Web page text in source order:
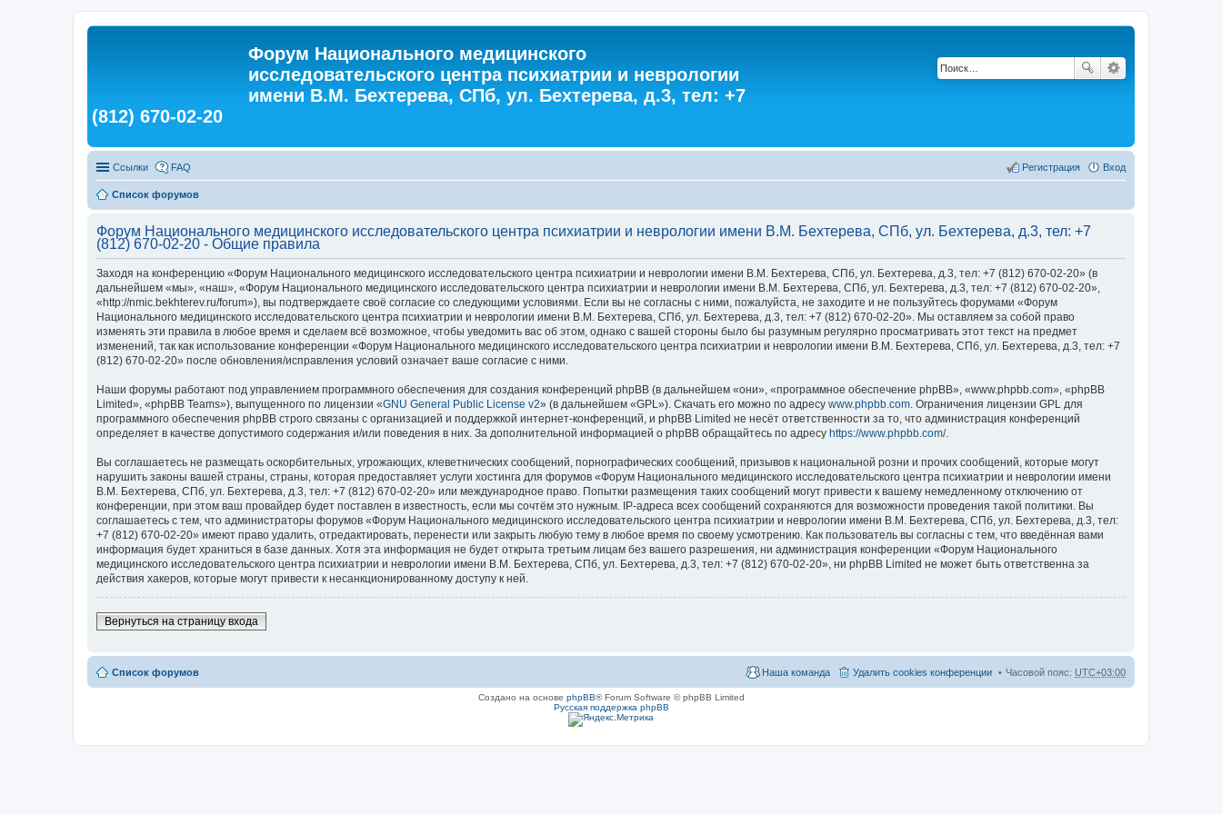
Форум Национального медицинского
исследовательского центра психиатрии и неврологии
имени В.М. Бехтерева, СПб, ул. Бехтерева, д.3, тел: +7
(812) 670-02-20
Ссылки FAQ Вход
Регистрация
Список форумов
Форум Национального медицинского исследовательского центра психиатрии и неврологии имени В.М. Бехтерева, СПб, ул. Бехтерева, д.3, тел: +7
(812) 670-02-20 - Общие правила
Заходя на конференцию «Форум Национального медицинского исследовательского центра психиатрии и неврологии имени В.М. Бехтерева, СПб, ул. Бехтерева, д.3, тел: +7 (812) 670-02-20» (в
дальнейшем «мы», «наш», «Форум Национального медицинского исследовательского центра психиатрии и неврологии имени В.М. Бехтерева, СПб, ул. Бехтерева, д.3, тел: +7 (812) 670-02-20»,
«http://nmic.bekhterev.ru/forum»), вы подтверждаете своё согласие со следующими условиями. Если вы не согласны с ними, пожалуйста, не заходите и не пользуйтесь форумами «Форум
Национального медицинского исследовательского центра психиатрии и неврологии имени В.М. Бехтерева, СПб, ул. Бехтерева, д.3, тел: +7 (812) 670-02-20». Мы оставляем за собой право
изменять эти правила в любое время и сделаем всё возможное, чтобы уведомить вас об этом, однако с вашей стороны было бы разумным регулярно просматривать этот текст на предмет
изменений, так как использование конференции «Форум Национального медицинского исследовательского центра психиатрии и неврологии имени В.М. Бехтерева, СПб, ул. Бехтерева, д.3, тел: +7
(812) 670-02-20» после обновления/исправления условий означает ваше согласие с ними.
Наши форумы работают под управлением программного обеспечения для создания конференций phpBB (в дальнейшем «они», «программное обеспечение phpBB», «www.phpbb.com», «phpBB
Limited», «phpBB Teams»), выпущенного по лицензии «GNU General Public License v2» (в дальнейшем «GPL»). Скачать его можно по адресу www.phpbb.com . Ограничения лицензии GPL для
программного обеспечения phpBB строго связаны с организацией и поддержкой интернет-конференций, и phpBB Limited не несёт ответственности за то, что администрация конференций
определяет в качестве допустимого содержания и/или поведения в них. За дополнительной информацией о phpBB обращайтесь по адресу https://www.phpbb.com/.
Вы соглашаетесь не размещать оскорбительных, угрожающих, клеветнических сообщений, порнографических сообщений, призывов к национальной розни и прочих сообщений, которые могут
нарушить законы вашей страны, страны, которая предоставляет услуги хостинга для форумов «Форум Национального медицинского исследовательского центра психиатрии и неврологии имени
В.М. Бехтерева, СПб, ул. Бехтерева, д.3, тел: +7 (812) 670-02-20» или международное право. Попытки размещения таких сообщений могут привести к вашему немедленному отключению от
конференции, при этом ваш провайдер будет поставлен в известность, если мы сочтём это нужным. IP-адреса всех сообщений сохраняются для возможности проведения такой политики. Вы
соглашаетесь с тем, что администраторы форумов «Форум Национального медицинского исследовательского центра психиатрии и неврологии имени В.М. Бехтерева, СПб, ул. Бехтерева, д.3, тел:
+7 (812) 670-02-20» имеют право удалить, отредактировать, перенести или закрыть любую тему в любое время по своему усмотрению. Как пользователь вы согласны с тем, что введённая вами
информация будет храниться в базе данных. Хотя эта информация не будет открыта третьим лицам без вашего разрешения, ни администрация конференции «Форум Национального
медицинского исследовательского центра психиатрии и неврологии имени В.М. Бехтерева, СПб, ул. Бехтерева, д.3, тел: +7 (812) 670-02-20», ни phpBB Limited не может быть ответственна за
действия хакеров, которые могут привести к несанкционированному доступу к ней.
Вернуться на страницу входа
Список форумов Часовой пояс: UTC+03:00
Удалить cookies конференции
Наша команда
Создано на основе phpBB® Forum Software © phpBB Limited
Русская поддержка phpBB